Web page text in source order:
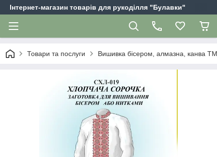
Інтернет-магазин товарів для рукоділля "Булавки"
Товари та послуги Вишивка бісером, алмазна, канва